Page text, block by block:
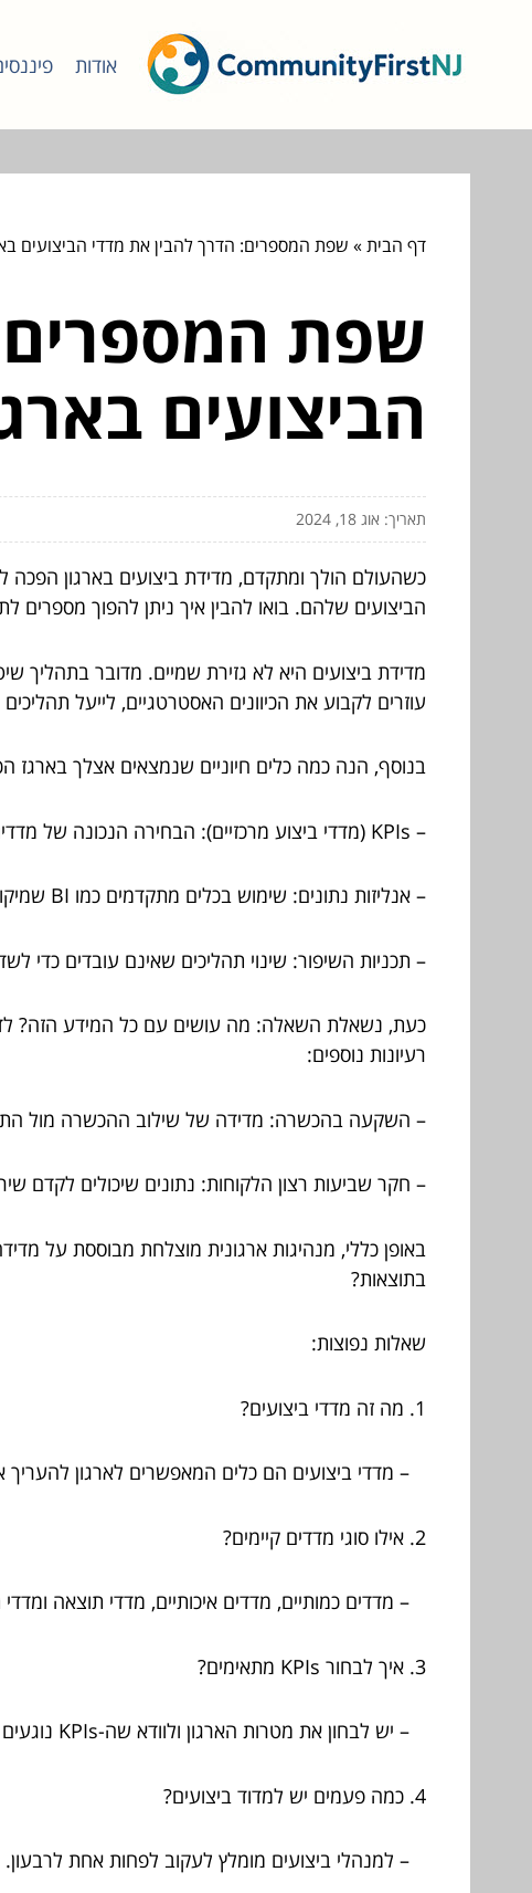
אודות
דף הבית» שפת המספרים: הדרך להבין את מדדי הביצועים
שפת
הביצועים
תאריך: אוג 18, 2024
כשהעולם הולך ומתקדם, מדידת ביצועים בארגון
הביצועים שלהם. בואו להבין איך ניתן להפוך מספרים
מדידת ביצועים היא לא גזירת שמיים. מדובר בתהליך
עוזרים לקבוע את הכיוונים האסטרטגיים, לייעל
בנוסף, הנה כמה כלים חיוניים שנמצאים אצלך בארגז
– KPIs (מדדי ביצוע מרכזיים): הבחירה הנכונה של מדדים נכון למשקפים התחומים החשובים.
– אנליזות נתונים: שימוש בכלים מתקדמים כמו BI שמיקוד התובנות יהפוך אותך לגאון במשחק.
– תכניות השיפור: שינוי תהליכים שאינם עובדים כדי
כעת, נשאלת השאלה: מה עושים עם כל המידע הזה?
רעיונות נוספים:
– השקעה בהכשרה: מדידה של שילוב ההכשרה מול
– חקר שביעות רצון הלקוחות: נתונים שיכולים לקדם
באופן כללי, מנהיגות ארגונית מוצלחת מבוססת על
בתוצאות?
שאלות נפוצות:
1. מה זה מדדי ביצועים?
– מדדי ביצועים הם כלים המאפשרים לארגון להעריך
2. אילו סוגי מדדים קיימים?
– מדדים כמותיים, מדדים איכותיים, מדדי תוצאה
3. איך לבחור KPIs מתאימים?
– יש לבחון את מטרות הארגון ולוודא שה-KPIs נוגעים ישירות להשגתן.
4. כמה פעמים יש למדוד ביצועים?
– למנהלי ביצועים מומלץ לעקוב לפחות אחת לרבעון.